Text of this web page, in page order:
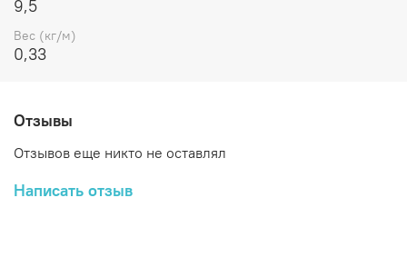
9,5
Вес (кг/м)
0,33
Отзывы
Отзывов еще никто не оставлял
Написать отзыв